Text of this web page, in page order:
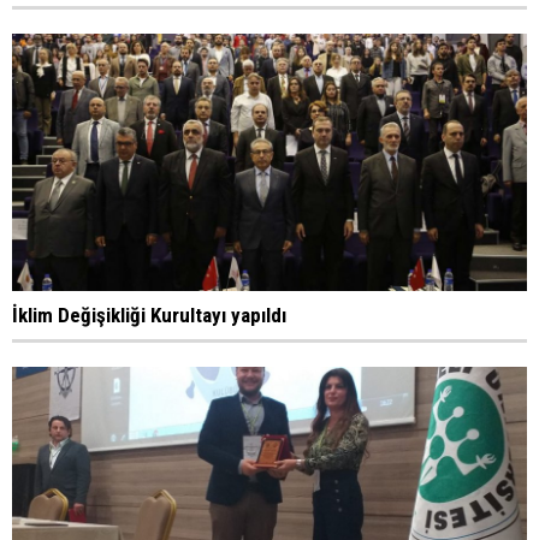
İklim Değişikliği Kurultayı yapıldı